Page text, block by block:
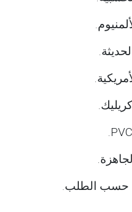
حسب الطلب.